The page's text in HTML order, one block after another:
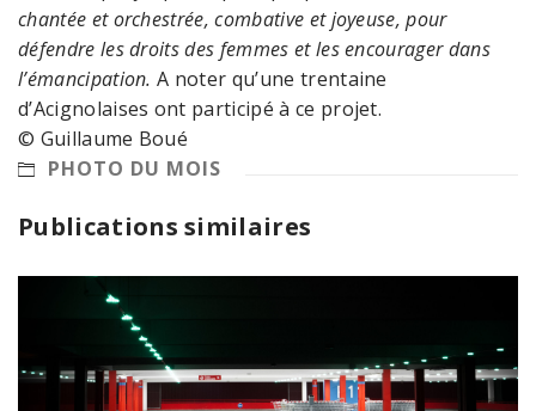
chantée et orchestrée, combative et joyeuse, pour
défendre les droits des femmes et les encourager dans
l’émancipation.A noter qu’une trentaine
d’Acignolaises ont participé à ce projet.
© Guillaume Boué
PHOTO DU MOIS
Publications similaires